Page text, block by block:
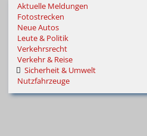
Aktuelle Meldungen
Fotostrecken
Neue Autos
Leute & Politik
Verkehrsrecht
Verkehr & Reise
Sicherheit & Umwelt
Nutzfahrzeuge